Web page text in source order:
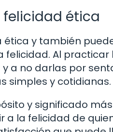
felicidad ética
ética y también
Al practicar
a no darlas por
simples y cotidianas.
y significado más
a la felicidad de